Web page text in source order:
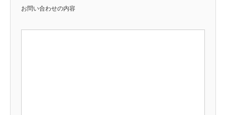
お問い合わせの内容